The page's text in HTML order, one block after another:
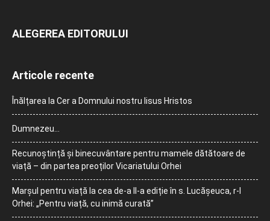
ALEGEREA EDITORULUI
Articole recente
Înălțarea la Cer a Domnului nostru Iisus Hristos
Dumnezeu…
Recunoștință și binecuvântare pentru mamele dătătoare de
viață – din partea preoților Vicariatului Orhei
Marșul pentru viață la cea de-a II-a ediție în s. Lucășeuca, r-l
Orhei: „Pentru viață, cu inimă curată”